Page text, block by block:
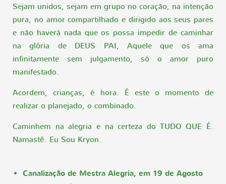
Sejam unidos, sejam em grupo no coração, na intenção
pura, no amor compartilhado e dirigido aos seus pares
e não haverá nada que os possa impedir de caminhar
na glória de DEUS PAI, Aquele que os ama
infinitamente sem julgamento, só o amor puro
manifestado.
Acordem, crianças, é hora. É este o momento de
realizar o planejado, o combinado.
Caminhem na alegria e na certeza do TUDO QUE É.
Namastê. Eu Sou Kryon.
Canalização de Mestra Alegria, em 19 de Agosto